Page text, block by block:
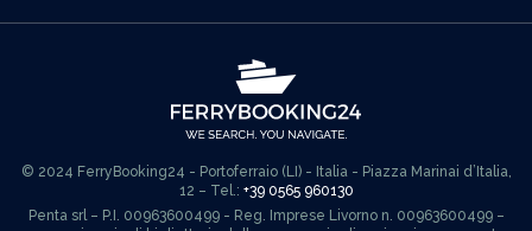
© 2024 FerryBooking24 - Portoferraio (LI) - Italia - Piazza Marinai d’Italia,
12 – Tel.: +39 0565 960130
Penta srl – P.I. 00963600499 - Reg. Imprese Livorno n. 00963600499 –